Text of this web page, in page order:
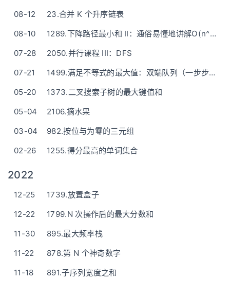
08-12
23.合并 K 个升序链表
08-10
1289.下降路径最小和 II：通俗易懂地讲解O(n^2) + O(1)的做法
07-28
2050.并行课程 III：DFS
07-21
1499.满足不等式的最大值：双端队列（一步步讲解）
05-20
1373.二叉搜索子树的最大键值和
05-04
2106.摘水果
03-04
982.按位与为零的三元组
02-26
1255.得分最高的单词集合
2022
12-25
1739.放置盒子
12-22
1799.N 次操作后的最大分数和
11-30
895.最大频率栈
11-22
878.第 N 个神奇数字
11-18
891.子序列宽度之和